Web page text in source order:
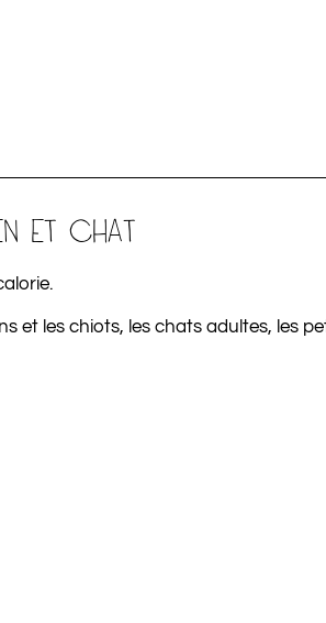
ET CHAT
et les chiots, les chats adultes, les